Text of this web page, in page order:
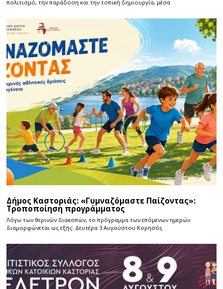
πολιτισμό, την παράδοση και την τοπική δημιουργία, μέσα
Δήμος Καστοριάς: «Γυμναζόμαστε Παίζοντας»:
Τροποποίηση προγράμματος
Λόγω των θερινών διακοπών, το πρόγραμμα των επόμενων ημερών
διαμορφώνεται ως εξής: Δευτέρα 3 Αυγούστου Κορησός